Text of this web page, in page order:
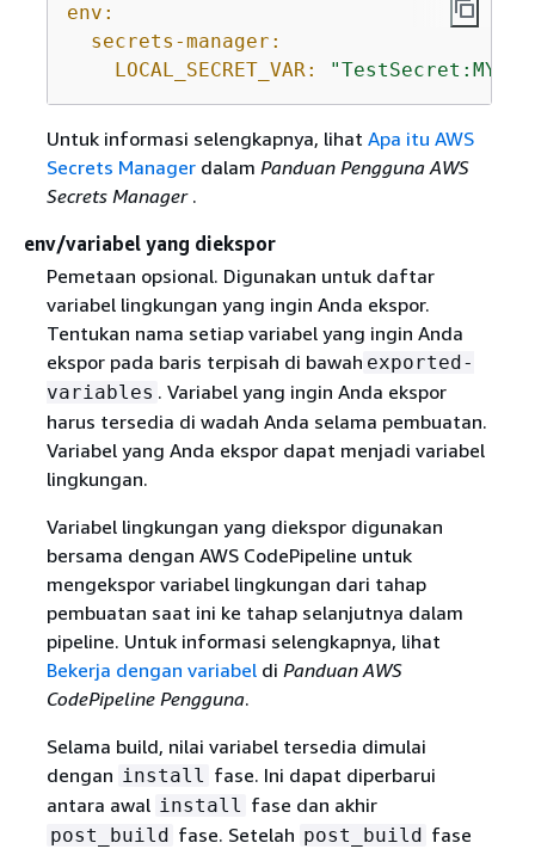
env:
secrets-manager:
LOCAL_SECRET_VAR:
Untuk informasi selengkapnya, lihat Apa itu AWS
Secrets Managerdalam Panduan Pengguna AWS
Secrets Manager .
env/variabel yang diekspor
Pemetaan opsional. Digunakan untuk daftar
variabel lingkungan yang ingin Anda ekspor.
Tentukan nama setiap variabel yang ingin Anda
ekspor pada baris terpisah di bawah exported-
variables . Variabel yang ingin Anda ekspor
harus tersedia di wadah Anda selama pembuatan.
Variabel yang Anda ekspor dapat menjadi variabel
lingkungan.
Variabel lingkungan yang diekspor digunakan
bersama dengan AWS CodePipeline untuk
mengekspor variabel lingkungan dari tahap
pembuatan saat ini ke tahap selanjutnya dalam
pipeline. Untuk informasi selengkapnya, lihat
Bekerja dengan variabeldi Panduan AWS
CodePipeline Pengguna.
Selama build, nilai variabel tersedia dimulai
dengan install fase. Ini dapat diperbarui
antara awal install fase dan akhir
post_build fase. Setelah post_build fase